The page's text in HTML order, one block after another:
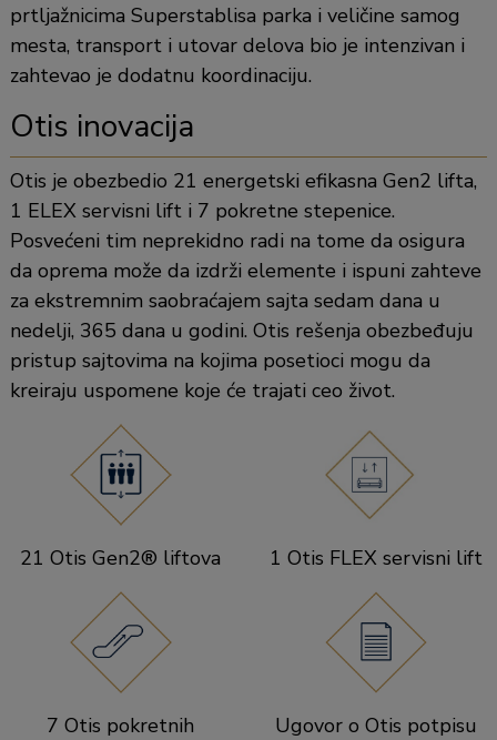
prtljažnicima Superstablisa parka i veličine samog
mesta, transport i utovar delova bio je intenzivan i
zahtevao je dodatnu koordinaciju.
Otis inovacija
Otis je obezbedio 21 energetski efikasna Gen2 lifta,
1 ELEX servisni lift i 7 pokretne stepenice.
Posvećeni tim neprekidno radi na tome da osigura
da oprema može da izdrži elemente i ispuni zahteve
za ekstremnim saobraćajem sajta sedam dana u
nedelji, 365 dana u godini. Otis rešenja obezbeđuju
pristup sajtovima na kojima posetioci mogu da
kreiraju uspomene koje će trajati ceo život.
21 Otis Gen2® liftova 1 Otis FLEX servisni lift
7 Otis pokretnih
Ugovor o Otis potpisu